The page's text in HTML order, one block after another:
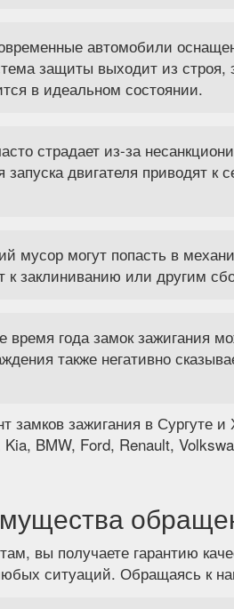
автомобили
защиты выходит из
в идеальном состоянии.
страдает из-за
двигателя приводят
мусор могут попасть в
заклиниванию или другим
года замок зажигания
также негативно
зажигания в Сургуте
BMW, Ford, Renault,
вы получаете гарантию
ситуаций. Обращаясь к